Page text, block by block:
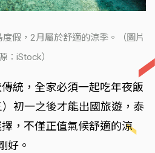
假，2月屬於舒適的涼季。（圖片
：iStock）
統，全家必須一起吃年夜飯
初一之後才能出國旅遊，泰
，不僅正值氣候舒適的涼
好。